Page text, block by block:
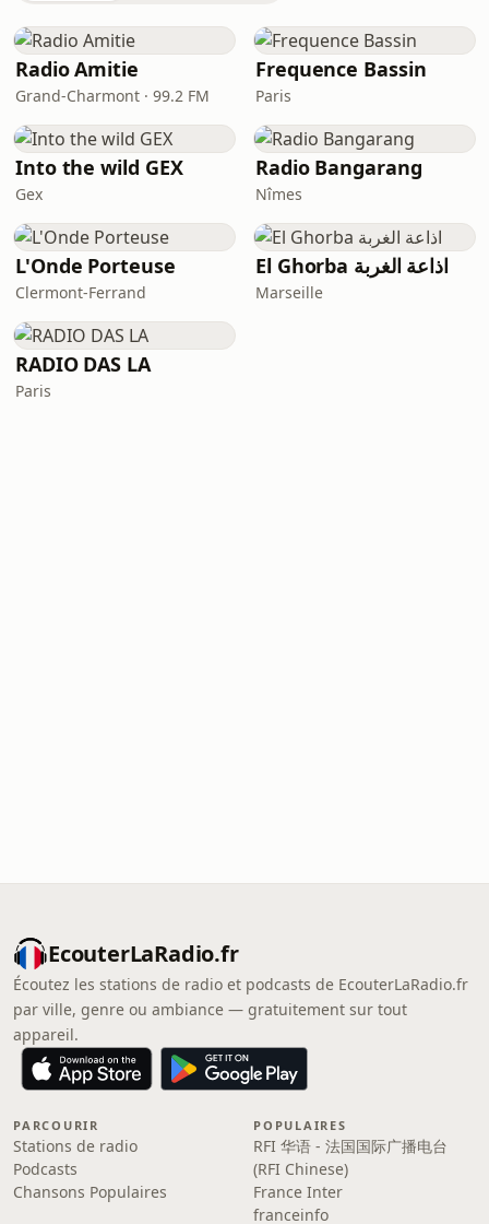
Radio Amitie
Grand-Charmont · 99.2 FM
Frequence Bassin
Paris
Into the wild GEX
Gex
Radio Bangarang
Nîmes
L'Onde Porteuse
Clermont-Ferrand
El Ghorba اذاعة الغربة
Marseille
RADIO DAS LA
Paris
EcouterLaRadio.fr
Écoutez les stations de radio et podcasts de EcouterLaRadio.fr
par ville, genre ou ambiance — gratuitement sur tout
appareil.
PARCOURIR
Stations de radio
Podcasts
Chansons Populaires
POPULAIRES
RFI 华语 - 法国国际广播电台
(RFI Chinese)
France Inter
franceinfo